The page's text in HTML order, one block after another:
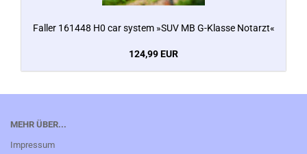
Faller 161448 H0 car system »SUV MB G-Klasse Notarzt«
124,99 EUR
MEHR ÜBER...
Impressum